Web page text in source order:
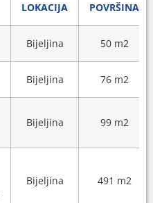
LOKACIJA POVRŠINA
Bijeljina 50 m2
Bijeljina 76 m2
Bijeljina 99 m2
Bijeljina 491 m2